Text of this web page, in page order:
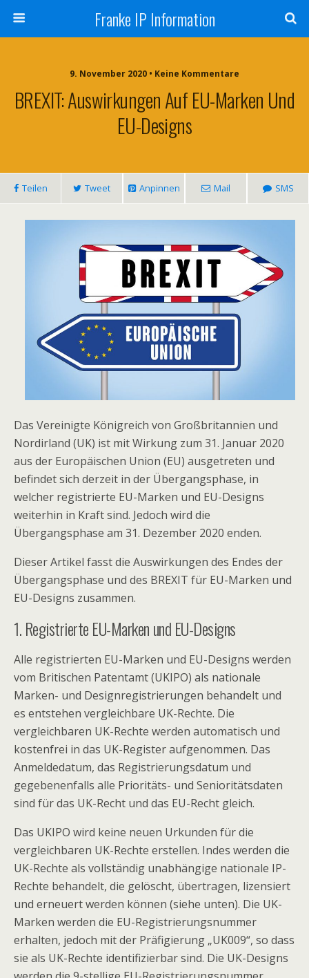
Franke IP Information
9. November 2020 • Keine Kommentare
BREXIT: Auswirkungen Auf EU-Marken Und
EU-Designs
Teilen Tweet Anpinnen Mail SMS
Das Vereinigte Königreich von Großbritannien und
Nordirland (UK) ist mit Wirkung zum 31. Januar 2020
aus der Europäischen Union (EU) ausgetreten und
befindet sich derzeit in der Übergangsphase, in
welcher registrierte EU-Marken und EU-Designs
weiterhin in Kraft sind. Jedoch wird die
Übergangsphase am 31. Dezember 2020 enden.
Dieser Artikel fasst die Auswirkungen des Endes der
Übergangsphase und des BREXIT für EU-Marken und
EU-Designs zusammen.
1. Registrierte EU-Marken und EU-Designs
Alle registrierten EU-Marken und EU-Designs werden
vom Britischen Patentamt (UKIPO) als nationale
Marken- und Designregistrierungen behandelt und
es entstehen vergleichbare UK-Rechte. Die
vergleichbaren UK-Rechte werden automatisch und
kostenfrei in das UK-Register aufgenommen. Das
Anmeldedatum, das Registrierungsdatum und
gegebenenfalls alle Prioritäts- und Senioritätsdaten
sind für das UK-Recht und das EU-Recht gleich.
Das UKIPO wird keine neuen Urkunden für die
vergleichbaren UK-Rechte erstellen. Indes werden die
UK-Rechte als vollständig unabhängige nationale IP-
Rechte behandelt, die gelöscht, übertragen, lizensiert
und erneuert werden können (siehe unten). Die UK-
Marken werden die EU-Registrierungsnummer
erhalten, jedoch mit der Präfigierung „UK009“, so dass
sie als UK-Rechte identifizierbar sind. Die UK-Designs